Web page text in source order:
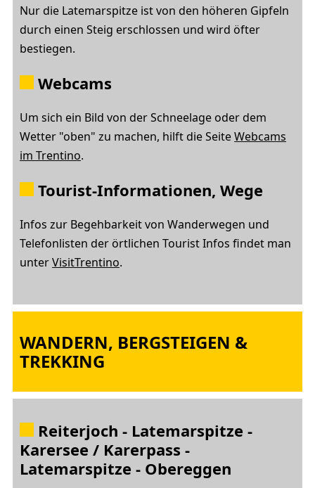
Nur die Latemarspitze ist von den höheren Gipfeln
durch einen Steig erschlossen und wird öfter
bestiegen.
Webcams
Um sich ein Bild von der Schneelage oder dem
Wetter "oben" zu machen, hilft die SeiteWebcams
im Trentino.
Tourist-Informationen, Wege
Infos zur Begehbarkeit von Wanderwegen und
Telefonlisten der örtlichen Tourist Infos findet man
unterVisitTrentino.
WANDERN, BERGSTEIGEN &
TREKKING
Reiterjoch - Latemarspitze -
Karersee / Karerpass -
Latemarspitze - Obereggen